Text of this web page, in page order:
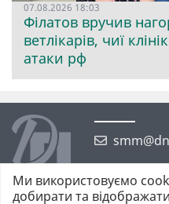
07.08.2026 18:03
Філатов вручив
ветлікарів, чиї
атаки рф
Ми використовуємо
добирати та